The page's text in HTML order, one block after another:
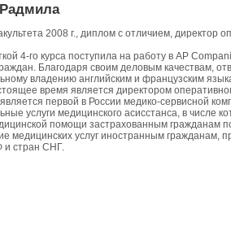
2008 г., диплом с отличием, директор
4-го курса поступила на работу в AP
Благодаря своим деловым качествам,
владению английским и французским
время является директором
первой в России медико-сервисной
услуги медицинского асисстанса, в числе
помощи застрахованным гражданам
медицинских услуг иностранным гражданам,
и стран СНГ.